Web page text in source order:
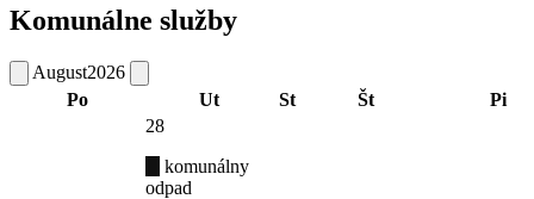
Komunálne služby
August2026
Po
Ut St Št Pi
28
komunálny
odpad